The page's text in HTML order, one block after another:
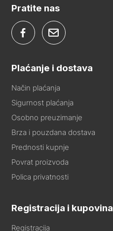
Pratite nas
Plaćanje i dostava
Način plaćanja
Sigurnost plaćanja
Osobno preuzimanje
Brza i pouzdana dostava
Prednosti kupnje
Povrat proizvoda
Polica privatnosti
Registracija i kupovina
Registracija